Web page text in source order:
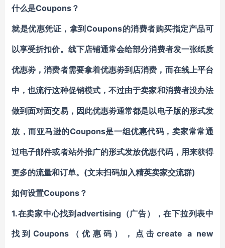
什么是Coupons？
就是优惠凭证，拿到 Coupons的消费者购买指定产品可
以享受折扣价。线下店铺通常会给部分消费者发一张纸质
优惠劵 ，消费者需要拿着优惠劵到店消费，而在线上平台
中，也流行这种促销模式，不过由于卖家和消费者没办法
做到面对面交易，因此优惠劵通常都是以电子版的形式发
放，而亚马逊的Coupons是一组优惠代码 ，卖家常常通
过电子邮件或者站外推广的形式发放优惠代码，用来获得
更多的流量和订单。 (文末扫码加入精英卖家交流群)
如何设置Coupons？
1.在卖家中心找到advertising（广告），在下拉列表中
找到Coupons（优惠码），点击create a new